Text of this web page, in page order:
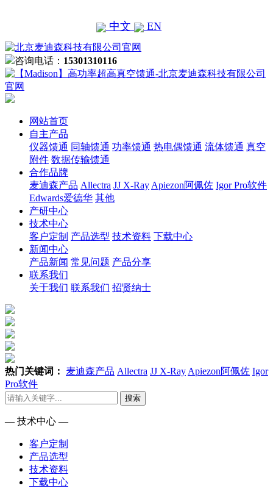
中文 EN
咨询电话： 15301310116
网站首页
自主产品
仪器馈通 同轴馈通 功率馈通 热电偶馈通 流体馈通 真空
附件 数据传输馈通
合作品牌
麦迪森产品 Allectra JJ X-Ray Apiezon阿佩佐 Igor Pro软件
Edwards爱德华 其他
产研中心
技术中心
客户定制 产品选型 技术资料 下载中心
新闻中心
产品新闻 常见问题 产品分享
联系我们
关于我们 联系我们 招贤纳士
热门关键词： 麦迪森产品 Allectra JJ X-Ray Apiezon阿佩佐 Igor
Pro软件
搜索
— 技术中心 —
客户定制
产品选型
技术资料
下载中心